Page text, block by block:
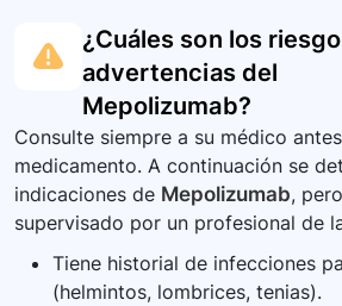
¿Cuáles son los
advertencias del
Mepolizumab?
Consulte siempre a su médico
medicamento. A continuación se
indicaciones de Mepolizumab,
supervisado por un profesional de
Tiene historial de infecciones
(helmintos, lombrices, tenias).